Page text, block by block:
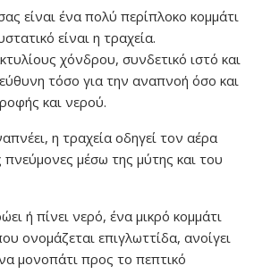
είναι ένα πολύ περίπλοκο κομμάτι
είναι η τραχεία.
χόνδρου, συνδετικό ιστό και
τόσο για την αναπνοή όσο και
και νερού.
η τραχεία οδηγεί τον αέρα
μέσω της μύτης και του
ή πίνει νερό, ένα μικρό κομμάτι
ονομάζεται επιγλωττίδα, ανοίγει
μονοπάτι προς το πεπτικό